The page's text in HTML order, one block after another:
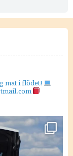
mat i flödet!